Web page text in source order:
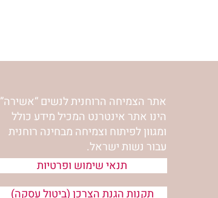
אתר הצמיחה הרוחנית לנשים “אשירה”
הינו אתר אינטרנט המכיל מידע כולל
ומגוון לפיתוח וצמיחה מבחינה רוחנית
עבור נשות ישראל.
תנאי שימוש ופרטיות
תקנות הגנת הצרכן (ביטול עסקה)